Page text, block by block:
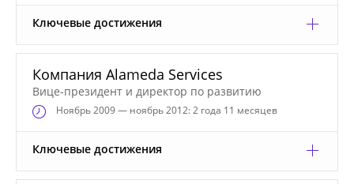
Ключевые достижения
Компания Alameda Services
Вице-президент и директор по развитию
Ноябрь2009 — ноябрь 2012: 2 года 11 месяцев
Ключевые достижения